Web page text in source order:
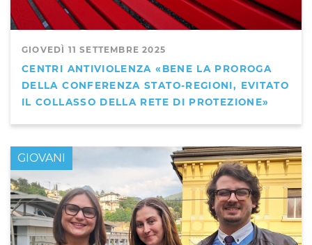
GIOVEDÌ 11 SETTEMBRE 2025
CENTRI ANTIVIOLENZA «BENE LA PROROGA
DELLA CONFERENZA STATO-REGIONI, EVITATO
IL COLLASSO DELLA RETE DI PROTEZIONE»
GIOVANI